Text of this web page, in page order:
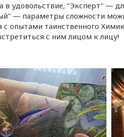
удовольствие, "Эксперт" —
— параметры сложности
опытами таинственного
с ним лицом к лицу!